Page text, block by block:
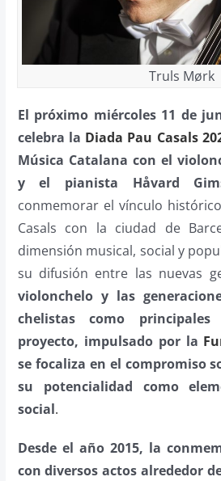
Truls Mørk
El próximo miércoles 11 de
celebra la Diada Pau Casals
Música Catalana con el
y el pianista Håvard
conmemorar el vínculo
Casals con la ciudad de
dimensión musical, social y
su difusión entre las nuevas
violonchelo y las
chelistas como
proyecto, impulsado por la
se focaliza en el compromiso
su potencialidad como
social.
Desde el año 2015, la
con diversos actos alrededor